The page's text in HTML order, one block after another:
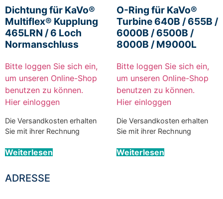
Dichtung für KaVo®
Multiflex® Kupplung
465LRN / 6 Loch
Normanschluss
Bitte loggen Sie sich ein,
um unseren Online-Shop
benutzen zu können.
Hier einloggen
Die Versandkosten erhalten
Sie mit ihrer Rechnung
Weiterlesen
O-Ring für KaVo®
Turbine 640B / 655B /
6000B / 6500B /
8000B / M9000L
Bitte loggen Sie sich ein,
um unseren Online-Shop
benutzen zu können.
Hier einloggen
Die Versandkosten erhalten
Sie mit ihrer Rechnung
Weiterlesen
ADRESSE